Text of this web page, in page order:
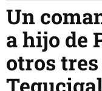
Un
a hijo de
otros